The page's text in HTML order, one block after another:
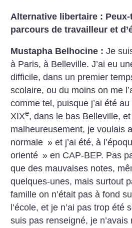
Alternative libertaire :
parcours de travailleur et
Mustapha Belhocine : Je
à Paris, à Belleville. J’ai eu
difficile, dans un premier
scolaire, ou du moins on me
comme tel, puisque j’ai été
XIXe, dans le bas Belleville,
malheureusement, je voulais
normale » et j’ai été, à
orienté » en CAP-BEP. Pas
que des mauvaises notes,
quelques-unes, mais surtout
famille on n’était pas à fond
l’école, et je n’ai pas trop été
suis pas renseigné, je